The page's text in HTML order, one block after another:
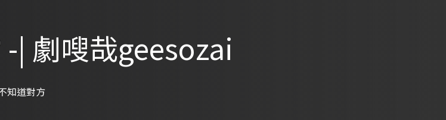
| 劇嗖哉geesozai
知道對方